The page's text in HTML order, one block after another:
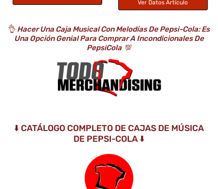
Ver Datos Artículo
👌 Hacer Una Caja Musical Con Melodías De Pepsi-Cola: Es
Una Opción Genial Para Comprar A Incondicionales De
PepsiCola 💯
⬇️ CATÁLOGO COMPLETO DE CAJAS DE MÚSICA
DE PEPSI-COLA ⬇️